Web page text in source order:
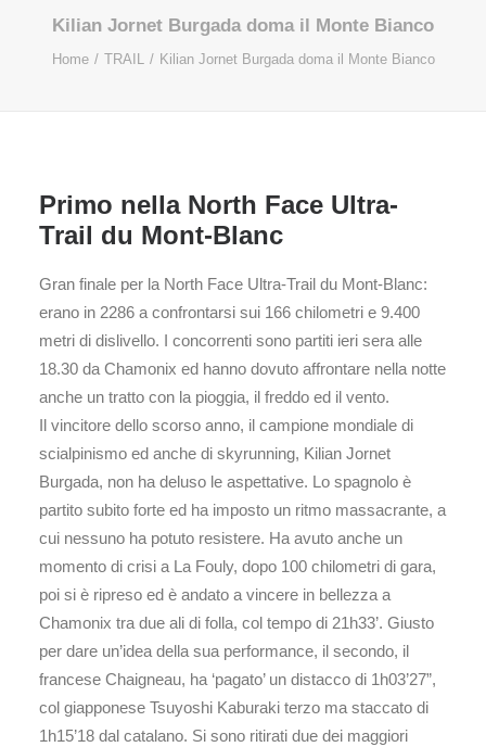
Kilian Jornet Burgada doma il Monte Bianco
Home TRAIL Kilian Jornet Burgada doma il Monte Bianco
Primo nella North Face Ultra-
Trail du Mont-Blanc
Gran finale per la North Face Ultra-Trail du Mont-Blanc:
erano in 2286 a confrontarsi sui 166 chilometri e 9.400
metri di dislivello. I concorrenti sono partiti ieri sera alle
18.30 da Chamonix ed hanno dovuto affrontare nella notte
anche un tratto con la pioggia, il freddo ed il vento.
Il vincitore dello scorso anno, il campione mondiale di
scialpinismo ed anche di skyrunning, Kilian Jornet
Burgada, non ha deluso le aspettative. Lo spagnolo è
partito subito forte ed ha imposto un ritmo massacrante, a
cui nessuno ha potuto resistere. Ha avuto anche un
momento di crisi a La Fouly, dopo 100 chilometri di gara,
poi si è ripreso ed è andato a vincere in bellezza a
Chamonix tra due ali di folla, col tempo di 21h33’. Giusto
per dare un’idea della sua performance, il secondo, il
francese Chaigneau, ha ‘pagato’ un distacco di 1h03’27”,
col giapponese Tsuyoshi Kaburaki terzo ma staccato di
1h15’18 dal catalano. Si sono ritirati due dei maggiori